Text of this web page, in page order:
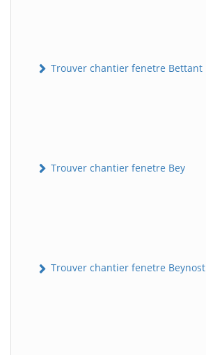
Trouver chantier fenetre Bettant
Trouver chantier fenetre Bey
Trouver chantier fenetre Beynost